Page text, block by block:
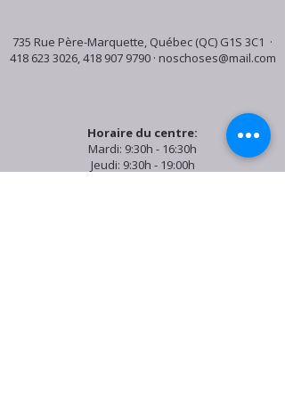
735 Rue Père-Marquette, Québec (QC) G1S 3C1 ·
418 623 3026,418 907 9790· noschoses@mail.com
Horaire du centre:
Mardi: 9:30h - 16:30h
Jeudi: 9:30h - 19:00h